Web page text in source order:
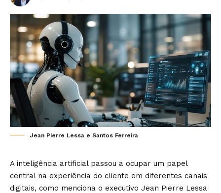
Jean Pierre Lessa e Santos Ferreira
A inteligência artificial passou a ocupar um papel
central na experiência do cliente em diferentes canais
digitais, como menciona o executivo Jean Pierre Lessa